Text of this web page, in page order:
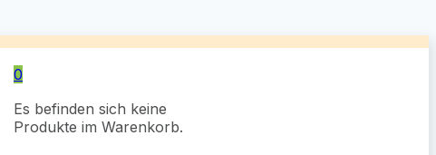
0
Es befinden sich keine
Produkte im Warenkorb.